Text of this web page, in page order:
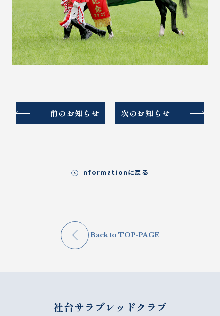
前のお知らせ 次のお知らせ
Informationに戻る
Back to TOP-PAGE
社台サラブレッドクラブ